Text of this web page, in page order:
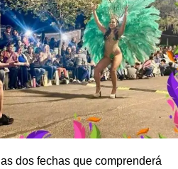
dos fechas que comprenderá